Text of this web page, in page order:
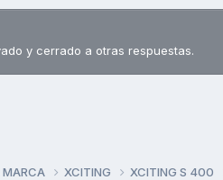
y cerrado a otras respuestas.
MARCA XCITING XCITING S 400